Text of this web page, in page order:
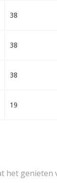
38
38
38
19
het genieten